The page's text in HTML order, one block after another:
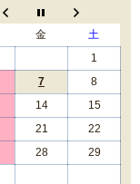
金
土
1
7
8
14
15
21
22
28
29